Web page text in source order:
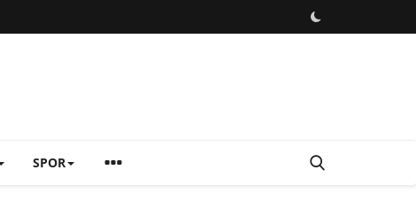
SPOR